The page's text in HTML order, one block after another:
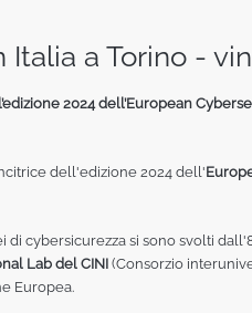
Italia a Torino -
2024 dell’European
dell'edizione 2024 dell'
di cybersicurezza si sono svolti
Lab del CINI (Consorzio
Europea.